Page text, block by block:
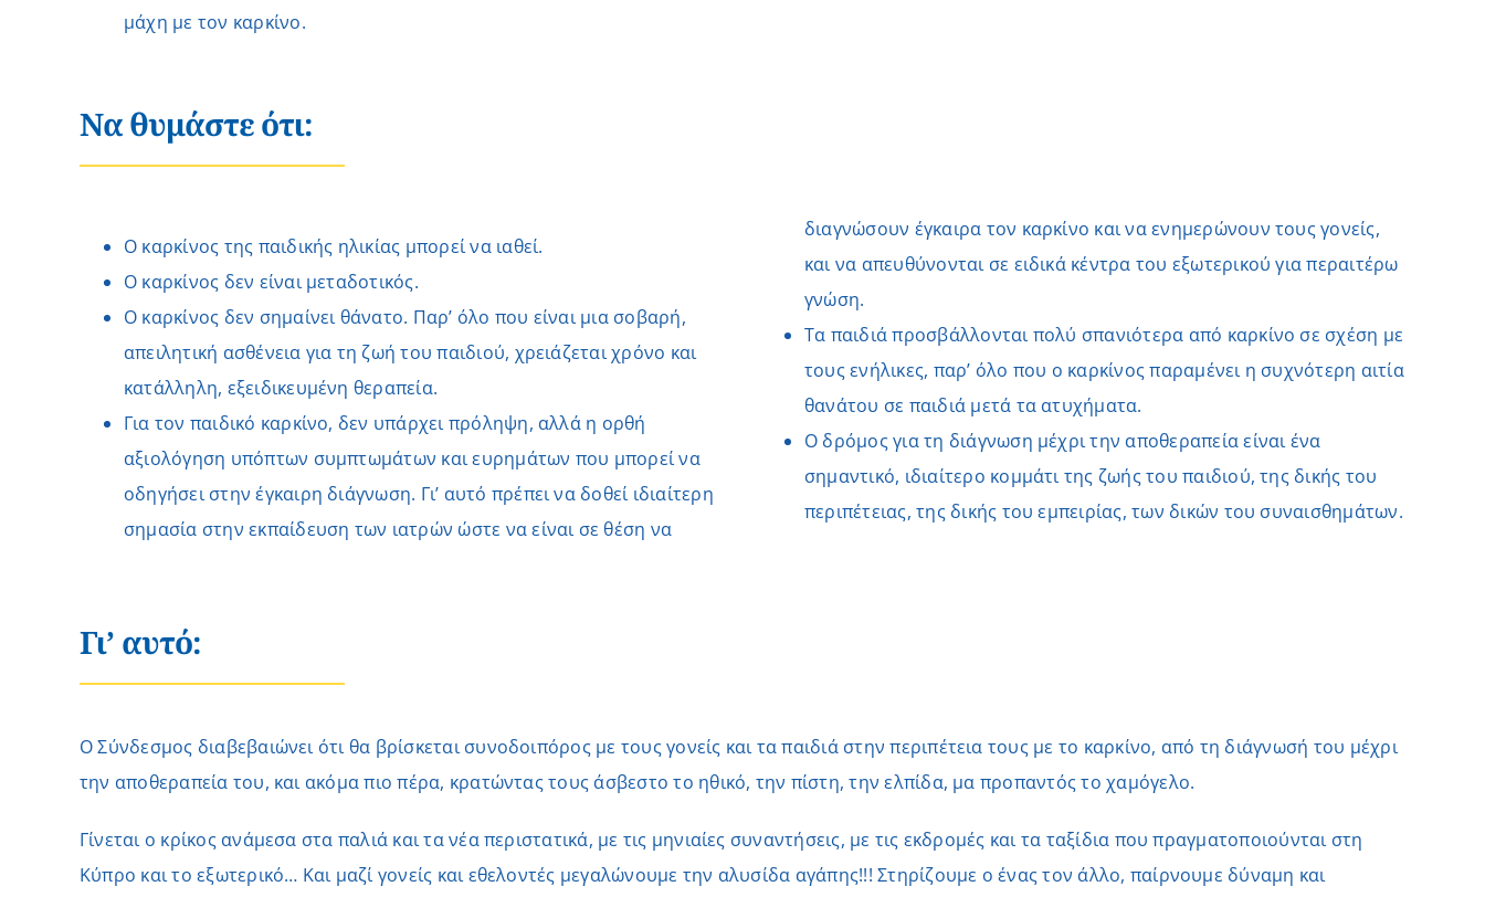
μάχη με τον καρκίνο.
Να θυμάστε ότι:
Ο καρκίνος της παιδικής ηλικίας μπορεί να ιαθεί.
Ο καρκίνος δεν είναι μεταδοτικός.
Ο καρκίνος δεν σημαίνει θάνατο. Παρ’ όλο που είναι μια σοβαρή,
απειλητική ασθένεια για τη ζωή του παιδιού, χρειάζεται χρόνο και
κατάλληλη, εξειδικευμένη θεραπεία.
Για τον παιδικό καρκίνο, δεν υπάρχει πρόληψη, αλλά η ορθή
αξιολόγηση υπόπτων συμπτωμάτων και ευρημάτων που μπορεί να
οδηγήσει στην έγκαιρη διάγνωση. Γι’ αυτό πρέπει να δοθεί ιδιαίτερη
σημασία στην εκπαίδευση των ιατρών ώστε να είναι σε θέση να
διαγνώσουν έγκαιρα τον καρκίνο και να ενημερώνουν τους γονείς,
και να απευθύνονται σε ειδικά κέντρα του εξωτερικού για περαιτέρω
γνώση.
Τα παιδιά προσβάλλονται πολύ σπανιότερα από καρκίνο σε σχέση με
τους ενήλικες, παρ’ όλο που ο καρκίνος παραμένει η συχνότερη αιτία
θανάτου σε παιδιά μετά τα ατυχήματα.
Ο δρόμος για τη διάγνωση μέχρι την αποθεραπεία είναι ένα
σημαντικό, ιδιαίτερο κομμάτι της ζωής του παιδιού, της δικής του
περιπέτειας, της δικής του εμπειρίας, των δικών του συναισθημάτων.
Γι’ αυτό:
O Σύνδεσμος διαβεβαιώνει ότι θα βρίσκεται συνοδοιπόρος με τους γονείς και τα παιδιά στην περιπέτεια τους με το καρκίνο, από τη διάγνωσή του μέχρι
την αποθεραπεία του, και ακόμα πιο πέρα, κρατώντας τους άσβεστο το ηθικό, την πίστη, την ελπίδα, μα προπαντός το χαμόγελο.
Γίνεται ο κρίκος ανάμεσα στα παλιά και τα νέα περιστατικά, με τις μηνιαίες συναντήσεις, με τις εκδρομές και τα ταξίδια που πραγματοποιούνται στη
Κύπρο και το εξωτερικό… Και μαζί γονείς και εθελοντές μεγαλώνουμε την αλυσίδα αγάπης!!! Στηρίζουμε ο ένας τον άλλο, παίρνουμε δύναμη και